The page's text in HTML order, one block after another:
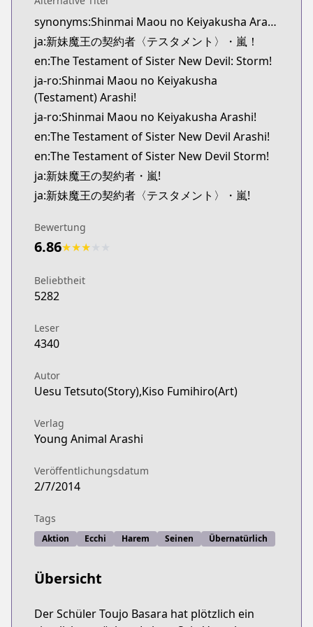
Official English
http://www.sevenseasentertainment.com/synonyms:Shinmai Maou no Keiyakusha Arashi
ja:新妹魔王の契約者〈テスタメント〉・嵐！
en:The Testament of Sister New Devil: Storm!
ja-ro:Shinmai Maou no Keiyakusha
(Testament) Arashi!
ja-ro:Shinmai Maou no Keiyakusha Arashi!
en:The Testament of Sister New Devil Arashi!
en:The Testament of Sister New Devil Storm!
ja:新妹魔王の契約者・嵐!
ja:新妹魔王の契約者〈テスタメント〉・嵐!
Bewertung
6.86★★★
Beliebtheit
5282
Leser
4340
Autor
Uesu Tetsuto(Story),Kiso Fumihiro(Art)
Verlag
Young Animal Arashi
Veröffentlichungsdatum
2/7/2014
Tags
Aktion Ecchi Harem Seinen Übernatürlich
Übersicht
Der Schüler Toujo Basara hat plötzlich ein